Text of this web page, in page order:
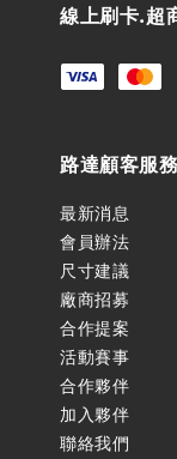
線上刷卡.超
路達顧客服務
最新消息
會員辦法
尺寸建議
廠商招募
合作提案
活動賽事
合作夥伴
加入夥伴
聯絡我們